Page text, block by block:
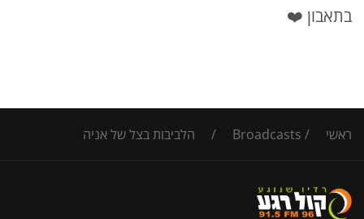
בתאבון ❤️
ראשי /
Broadcasts
/ הלביבות בצל של אניה